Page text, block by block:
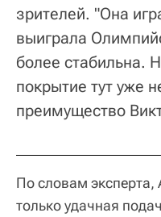
зрителей. "Она
выиграла
более стабильна.
покрытие тут уже
преимущество
По словам
только удачная